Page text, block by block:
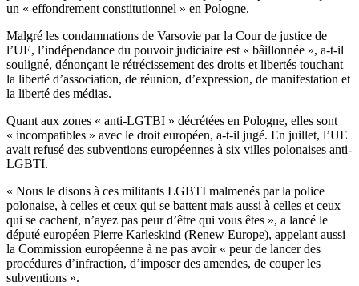
un « effondrement constitutionnel » en Pologne.
Malgré les condamnations de Varsovie par la Cour de justice de
l’UE, l’indépendance du pouvoir judiciaire est « bâillonnée », a-t-il
souligné, dénonçant le rétrécissement des droits et libertés touchant
la liberté d’association, de réunion, d’expression, de manifestation et
la liberté des médias.
Quant aux zones « anti-LGTBI » décrétées en Pologne, elles sont
« incompatibles » avec le droit européen, a-t-il jugé. En juillet, l’UE
avait refusé des subventions européennes à six villes polonaises anti-
LGBTI.
« Nous le disons à ces militants LGBTI malmenés par la police
polonaise, à celles et ceux qui se battent mais aussi à celles et ceux
qui se cachent, n’ayez pas peur d’être qui vous êtes », a lancé le
député européen Pierre Karleskind (Renew Europe), appelant aussi
la Commission européenne à ne pas avoir « peur de lancer des
procédures d’infraction, d’imposer des amendes, de couper les
subventions ».